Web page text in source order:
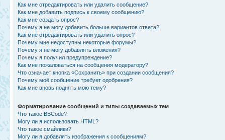
Как мне отредактировать или удалить сообщение?
Как мне добавить подпись к своему сообщению?
Как мне создать опрос?
Почему я не могу добавить больше вариантов ответа?
Как мне отредактировать или удалить опрос?
Почему мне недоступны некоторые форумы?
Почему я не могу добавлять вложения?
Почему я получил предупреждение?
Как мне пожаловаться на сообщения модератору?
Что означает кнопка «Сохранить» при создании сообщения?
Почему моё сообщение требует одобрения?
Как мне вновь поднять мою тему?
Форматирование сообщений и типы создаваемых тем
Что такое BBCode?
Могу ли я использовать HTML?
Что такое смайлики?
Могу ли я добавлять изображения к сообщениям?